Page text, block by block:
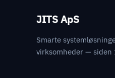
JITS ApS
Smarte
virksomheder — siden